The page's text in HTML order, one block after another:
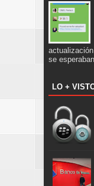
se
LO +